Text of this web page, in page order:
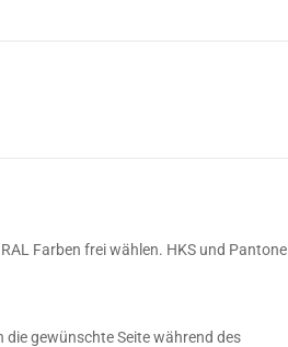
Farben frei wählen. HKS und Pantone
die gewünschte Seite während des